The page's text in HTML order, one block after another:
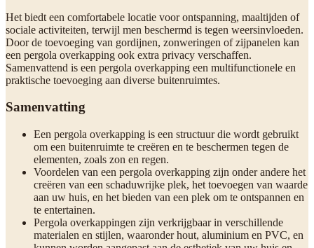
Het biedt een comfortabele locatie voor ontspanning, maaltijden of
sociale activiteiten, terwijl men beschermd is tegen weersinvloeden.
Door de toevoeging van gordijnen, zonweringen of zijpanelen kan
een pergola overkapping ook extra privacy verschaffen.
Samenvattend is een pergola overkapping een multifunctionele en
praktische toevoeging aan diverse buitenruimtes.
Samenvatting
Een pergola overkapping is een structuur die wordt gebruikt
om een buitenruimte te creëren en te beschermen tegen de
elementen, zoals zon en regen.
Voordelen van een pergola overkapping zijn onder andere het
creëren van een schaduwrijke plek, het toevoegen van waarde
aan uw huis, en het bieden van een plek om te ontspannen en
te entertainen.
Pergola overkappingen zijn verkrijgbaar in verschillende
materialen en stijlen, waaronder hout, aluminium en PVC, en